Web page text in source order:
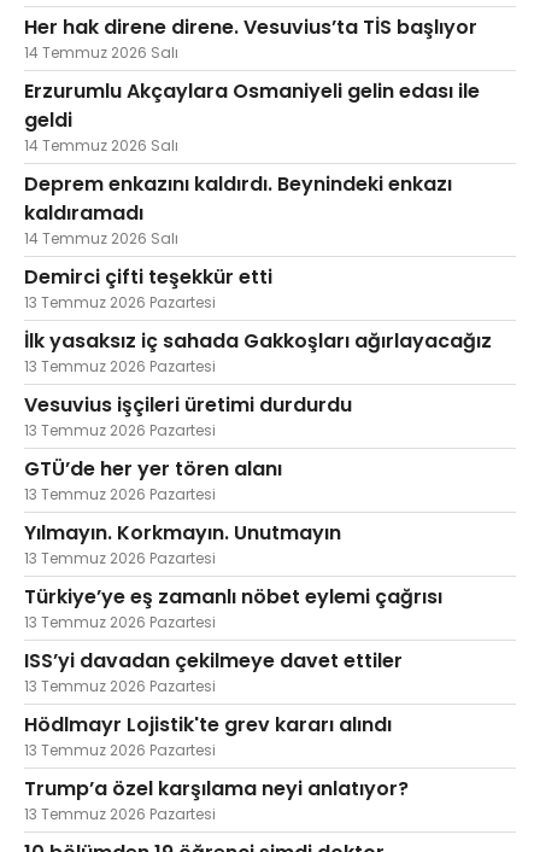
Her hak direne direne. Vesuvius’ta TİS başlıyor
14 Temmuz 2026 Salı
Erzurumlu Akçaylara Osmaniyeli gelin edası ile
geldi
14 Temmuz 2026 Salı
Deprem enkazını kaldırdı. Beynindeki enkazı
kaldıramadı
14 Temmuz 2026 Salı
Demirci çifti teşekkür etti
13 Temmuz 2026 Pazartesi
İlk yasaksız iç sahada Gakkoşları ağırlayacağız
13 Temmuz 2026 Pazartesi
Vesuvius işçileri üretimi durdurdu
13 Temmuz 2026 Pazartesi
GTÜ’de her yer tören alanı
13 Temmuz 2026 Pazartesi
Yılmayın. Korkmayın. Unutmayın
13 Temmuz 2026 Pazartesi
Türkiye’ye eş zamanlı nöbet eylemi çağrısı
13 Temmuz 2026 Pazartesi
ISS’yi davadan çekilmeye davet ettiler
13 Temmuz 2026 Pazartesi
Hödlmayr Lojistik'te grev kararı alındı
13 Temmuz 2026 Pazartesi
Trump’a özel karşılama neyi anlatıyor?
13 Temmuz 2026 Pazartesi